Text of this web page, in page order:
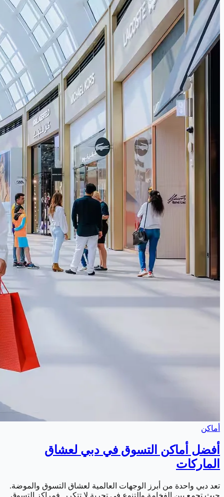
أماكن
أفضل أماكن التسوق في دبي لعشاق
الماركات
تعد دبي واحدة من أبرز الوجهات العالمية لعشاق التسوق والموضة.